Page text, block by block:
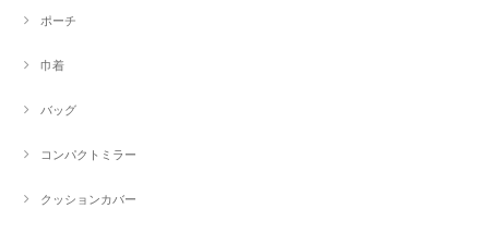
ポーチ
巾着
バッグ
コンパクトミラー
クッションカバー